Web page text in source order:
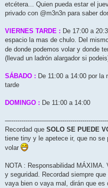
etcétera... Quien pueda estar el
privado con @m3n3n para saber
VIERNES TARDE : De 17:00 a
espacio la mas de chulo. Del
de donde podemos volar y donde
(llevad un ladrón alargador si
SÁBADO : De 11:00 a 14:00 por la
tarde
DOMINGO : De 11:00 a 14:00
Recordad que SOLO SE PUEDE
tiene tiny y le apetece ir, que no se
volar
NOTA : Responsabilidad MÁXIMA.
y seguridad. Recordad siempre
vaya bien o vaya mal, dirán que